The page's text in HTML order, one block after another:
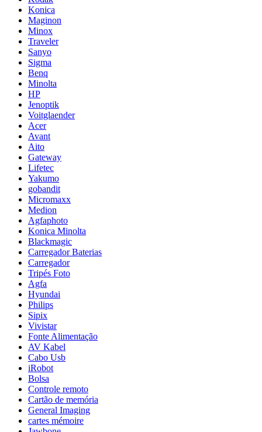
Konica
Maginon
Minox
Traveler
Sanyo
Sigma
Benq
Minolta
HP
Jenoptik
Voitglaender
Acer
Avant
Aito
Gateway
Lifetec
Yakumo
gobandit
Micromaxx
Medion
Agfaphoto
Konica Minolta
Blackmagic
Carregador Baterias
Carregador
Tripés Foto
Agfa
Hyundai
Philips
Sipix
Vivistar
Fonte Alimentação
AV Kabel
Cabo Usb
iRobot
Bolsa
Controle remoto
Cartão de memória
General Imaging
cartes mémoire